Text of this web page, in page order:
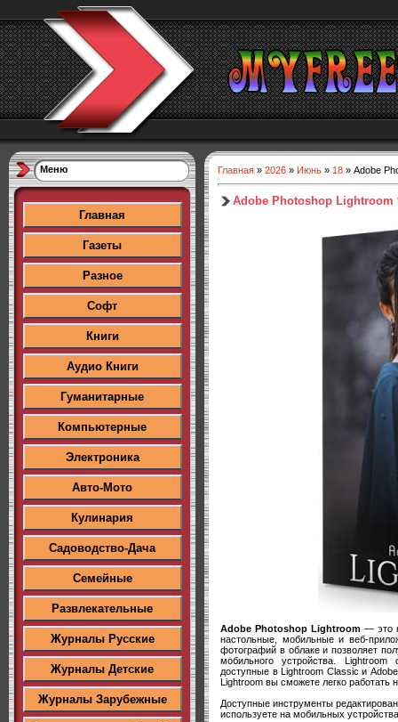
Меню
Главная
Газеты
Разное
Софт
Книги
Аудио Книги
Гуманитарные
Компьютерные
Электроника
Авто-Мото
Кулинария
Садоводство-Дача
Семейные
Развлекательные
Журналы Русские
Журналы Детские
Журналы Зарубежные
Главная » 2026 » Июнь » 18 » Adobe
Adobe Photoshop Lightroom
Adobe Photoshop Lightroom — это
настольные, мобильные и веб-
фотографий в облаке и позволяет
мобильного устройства. Lightroom
доступные в Lightroom Classic и
Lightroom вы сможете легко работать
Доступные инструменты
используете на мобильных